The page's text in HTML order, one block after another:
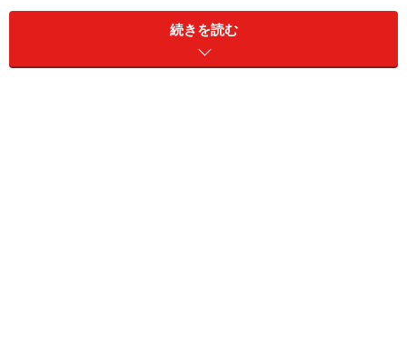
2018年6月18日の朝に発生した大阪府北部を震源とする
マグニチュード6.1、最大震度6弱の地震では、人的被害
続きを読む